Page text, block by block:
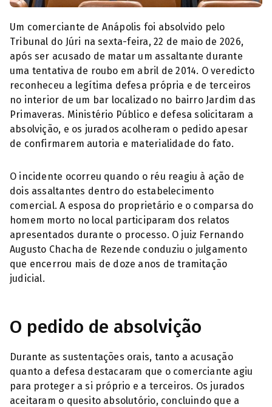
Um comerciante de Anápolis foi absolvido pelo
Tribunal do Júri na sexta-feira, 22 de maio de 2026,
após ser acusado de matar um assaltante durante
uma tentativa de roubo em abril de 2014. O veredicto
reconheceu a legítima defesa própria e de terceiros
no interior de um bar localizado no bairro Jardim das
Primaveras. Ministério Público e defesa solicitaram a
absolvição, e os jurados acolheram o pedido apesar
de confirmarem autoria e materialidade do fato.
O incidente ocorreu quando o réu reagiu à ação de
dois assaltantes dentro do estabelecimento
comercial. A esposa do proprietário e o comparsa do
homem morto no local participaram dos relatos
apresentados durante o processo. O juiz Fernando
Augusto Chacha de Rezende conduziu o julgamento
que encerrou mais de doze anos de tramitação
judicial.
O pedido de absolvição
Durante as sustentações orais, tanto a acusação
quanto a defesa destacaram que o comerciante agiu
para proteger a si próprio e a terceiros. Os jurados
aceitaram o quesito absolutório, concluindo que a